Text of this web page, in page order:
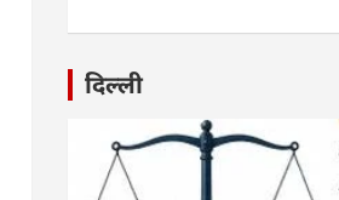
दिल्ली